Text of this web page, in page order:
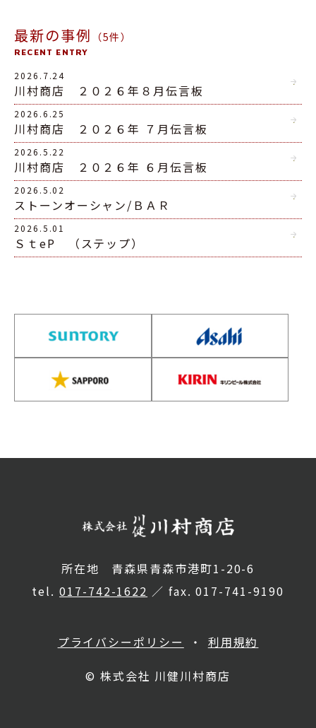
最新の事例 （5件）
RECENT ENTRY
2026.7.24
川村商店 ２０２６年８月伝言板
2026.6.25
川村商店 ２０２６年 ７月伝言板
2026.5.22
川村商店 ２０２６年 ６月伝言板
2026.5.02
ストーンオーシャン/ＢＡＲ
2026.5.01
ＳｔeP （ステップ）
所在地 青森県青森市港町1-20-6
tel.017-742-1622 ／ fax. 017-741-9190
プライバシーポリシー
利用規約
© 株式会社 川健川村商店